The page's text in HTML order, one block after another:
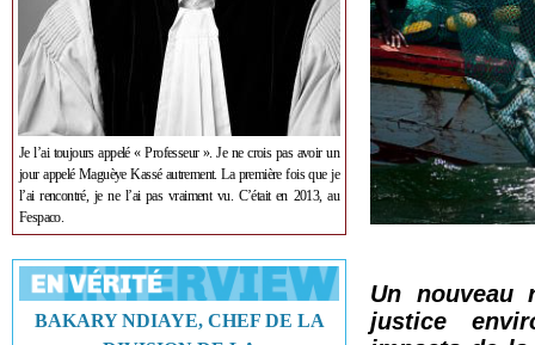
Je l’ai toujours appelé « Professeur ». Je ne crois pas avoir un
jour appelé Maguèye Kassé autrement. La première fois que je
l’ai rencontré, je ne l’ai pas vraiment vu. C’était en 2013, au
Fespaco.
BAKARY NDIAYE, CHEF DE LA
Un
justice